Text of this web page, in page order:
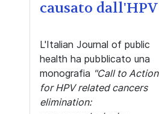
causato dall'HPV
L'Italian Journal of public
health ha pubblicato una
monografia "Call to Action
for HPV related cancers
elimination: